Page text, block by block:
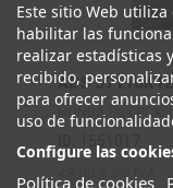
ABS
HONDA PCX PCX
Este sitio Web
habilitar las
realizar estadísticas
recibido,
para ofrecer
uso de
Configure las
Política de cookies